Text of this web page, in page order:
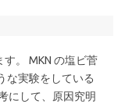
。 MKN の塩ビ菅
な実験をしている
にして、原因究明